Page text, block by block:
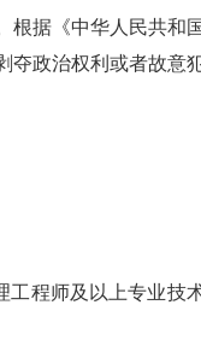
根据《中华人民共和
夺政治权利或者故意
工程师及以上专业技